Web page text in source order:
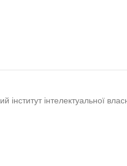
інститут інтелектуальної